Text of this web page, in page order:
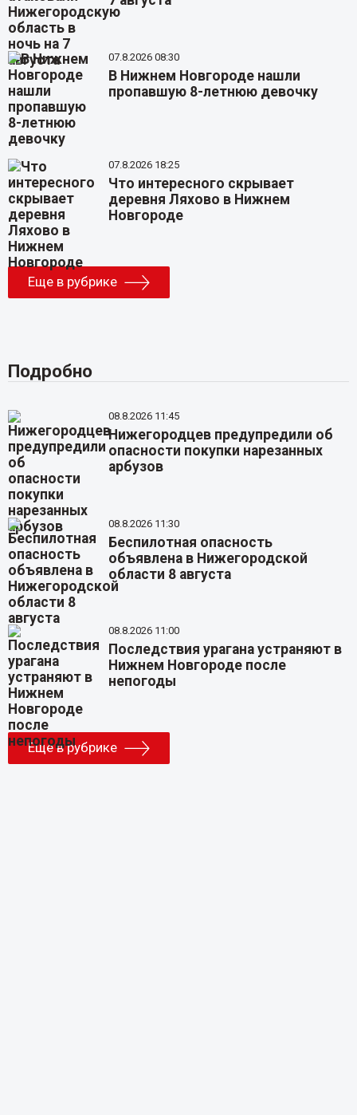
07.8.2026 08:30
В Нижнем Новгороде нашли
пропавшую 8-летнюю девочку
07.8.2026 18:25
Что интересного скрывает
деревня Ляхово в Нижнем
Новгороде
Еще в рубрике
Подробно
08.8.2026 11:45
Нижегородцев предупредили об
опасности покупки нарезанных
арбузов
08.8.2026 11:30
Беспилотная опасность
объявлена в Нижегородской
области 8 августа
08.8.2026 11:00
Последствия урагана устраняют в
Нижнем Новгороде после
непогоды
Еще в рубрике